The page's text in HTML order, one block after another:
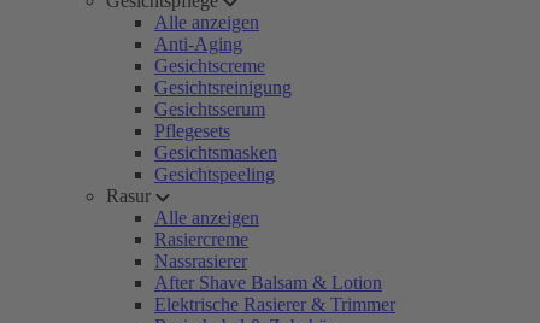
Alle anzeigen
Anti-Aging
Gesichtscreme
Gesichtsreinigung
Gesichtsserum
Pflegesets
Gesichtsmasken
Gesichtspeeling
Rasur
Alle anzeigen
Rasiercreme
Nassrasierer
After Shave Balsam & Lotion
Elektrische Rasierer & Trimmer